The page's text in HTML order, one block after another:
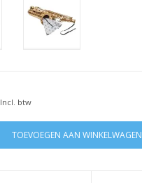
Incl. btw
TOEVOEGEN AAN WINKELWAGEN